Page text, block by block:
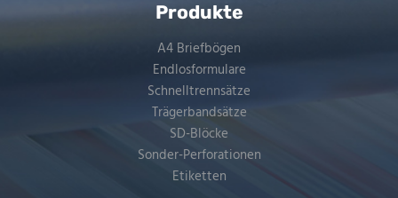
Produkte
A4 Briefbögen
Endlosformulare
Schnelltrennsätze
Trägerbandsätze
SD-Blöcke
Sonder-Perforationen
Etiketten